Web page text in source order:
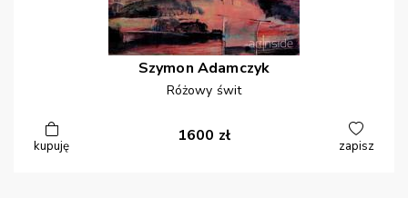
Szymon Adamczyk
Różowy świt
kupuję
1600 zł
zapisz